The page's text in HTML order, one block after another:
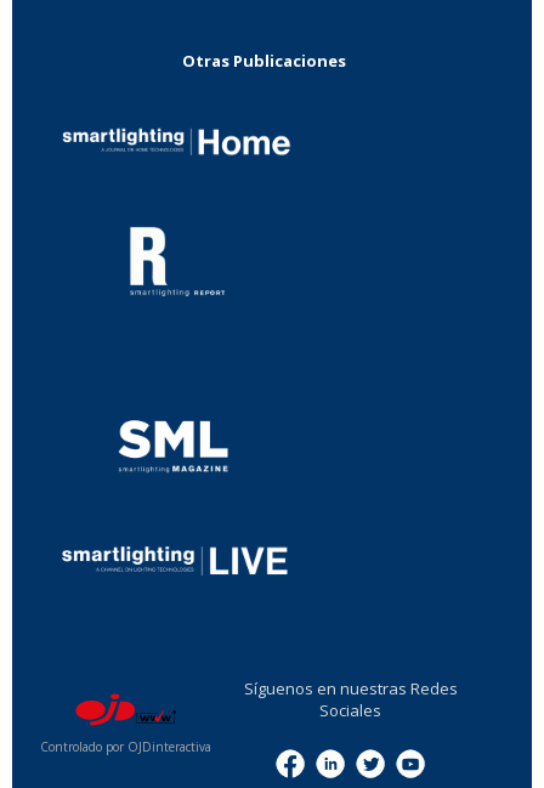
Otras Publicaciones
Controlado por OJDinteractiva
Síguenos en nuestras Redes
Sociales